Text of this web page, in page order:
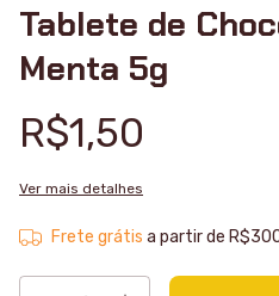
Tablete de
Menta 5g
R$1,50
Ver mais detalhes
Frete grátis a partir de